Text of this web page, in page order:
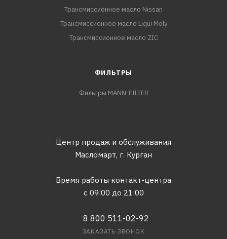
Трансмиссионное масло Nissan
Трансмиссионное масло Liqui Moly
Трансмиссионное масло ZIC
ФИЛЬТРЫ
Фильтры MANN-FILTER
Центр продаж и обслуживания
Масломарт, г. Курган
Время работы контакт-центра
с 09:00 до 21:00
8 800 511-02-92
ЗАКАЗАТЬ ЗВОНОК